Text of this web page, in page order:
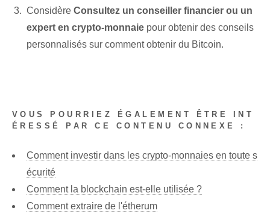
Considère Consultez un conseiller financier ou un
expert en crypto-monnaie pour obtenir des conseils
personnalisés sur⁤ comment obtenir du Bitcoin.
VOUS POURRIEZ ÉGALEMENT ÊTRE INT
ÉRESSÉ PAR CE CONTENU CONNEXE :
Comment investir dans les crypto-monnaies en toute s
écurité
Comment la blockchain est-elle utilisée ?
Comment extraire de l'étherum